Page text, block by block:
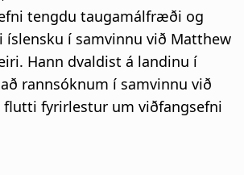
tengdu taugamálfræði og
í samvinnu við Matthew
Hann dvaldist á landinu í
rannsóknum í samvinnu við
flutti fyrirlestur um viðfangsefni